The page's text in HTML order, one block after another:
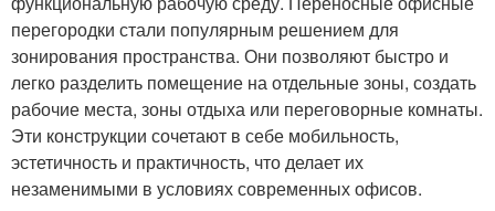
перегородки стали популярным решением для
зонирования пространства. Они позволяют быстро и
легко разделить помещение на отдельные зоны, создать
рабочие места, зоны отдыха или переговорные комнаты.
Эти конструкции сочетают в себе мобильность,
эстетичность и практичность, что делает их
незаменимыми в условиях современных офисов.